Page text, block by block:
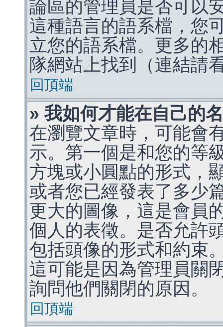
論區的管理員是否可以
這種語言的語系檔，您
立您的語系檔。更多的
隊網站上找到（連結請
回頂端
» 我如何才能在自己的
在瀏覽文章時，可能會
示。第一個是和您的等
方塊或小圓點的形式，
或者您已經發表了多少
更大的圖像，這是會員
個人的表徵。是否允許
包括頭像的形式和約束
這可能是因為管理員關
詢問他們關閉的原因。
回頂端